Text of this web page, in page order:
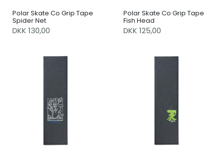
Polar Skate Co Grip Tape
Spider Net
DKK 130,00
Polar Skate Co Grip Tape
Fish Head
DKK 125,00